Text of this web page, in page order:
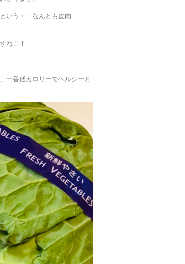
いう・・なんとも皮肉
ね！！
一番低カロリーでヘルシーと